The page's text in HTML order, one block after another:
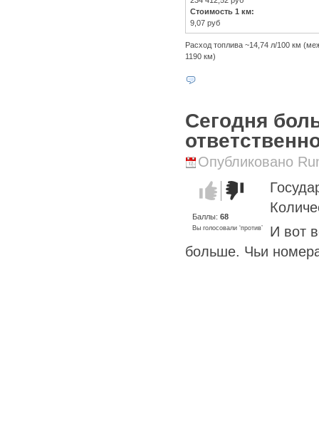
Стоимость 1 км:
9,07 руб
Расход топлива ~14,74 л/100 км
1190 км)
Сегодня
Опубликовано
Голос за!Голос
против!
Баллы: 68
Вы голосовали ‘против’
И вот
больше. Чьи